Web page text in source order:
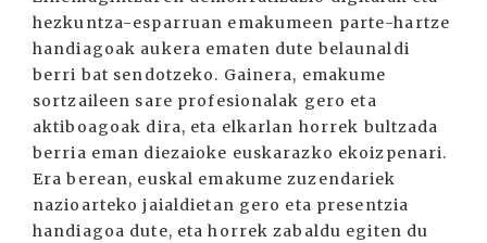
hezkuntza-esparruan emakumeen parte-hartze
handiagoak aukera ematen dute belaunaldi
berri bat sendotzeko. Gainera, emakume
sortzaileen sare profesionalak gero eta
aktiboagoak dira, eta elkarlan horrek bultzada
berria eman diezaioke euskarazko ekoizpenari.
Era berean, euskal emakume zuzendariek
nazioarteko jaialdietan gero eta presentzia
handiagoa dute, eta horrek zabaldu egiten du